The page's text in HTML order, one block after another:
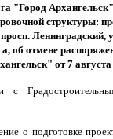
"Город
структуры:
об отмене
от 7
с
о подготовке